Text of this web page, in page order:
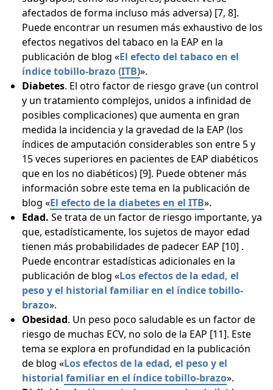
afectados de forma incluso más adversa) [7, 8].
Puede encontrar un resumen más exhaustivo de los
efectos negativos del tabaco en la EAP en la
publicación de blog «El efecto del tabaco en el
índice tobillo-brazo (ITB)».
Diabetes. El otro factor de riesgo grave (un control
y un tratamiento complejos, unidos a infinidad de
posibles complicaciones) que aumenta en gran
medida la incidencia y la gravedad de la EAP (los
índices de amputación considerables son entre 5 y
15 veces superiores en pacientes de EAP diabéticos
que en los no diabéticos) [9]. Puede obtener más
información sobre este tema en la publicación de
blog «El efecto de la diabetes en el ITB».
Edad. Se trata de un factor de riesgo importante, ya
que, estadísticamente, los sujetos de mayor edad
tienen más probabilidades de padecer EAP [10] .
Puede encontrar estadísticas adicionales en la
publicación de blog «Los efectos de la edad, el
peso y el historial familiar en el índice tobillo-
brazo».
Obesidad. Un peso poco saludable es un factor de
riesgo de muchas ECV, no solo de la EAP [11]. Este
tema se explora en profundidad en la publicación
de blog «Los efectos de la edad, el peso y el
historial familiar en el índice tobillo-brazo».